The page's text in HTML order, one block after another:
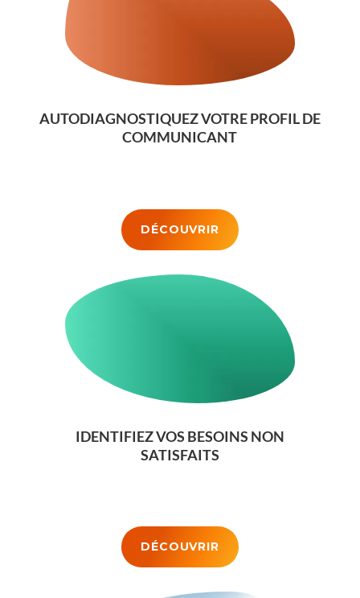
AUTODIAGNOSTIQUEZ VOTRE PROFIL DE
COMMUNICANT
DÉCOUVRIR
IDENTIFIEZ VOS BESOINS NON
SATISFAITS
DÉCOUVRIR